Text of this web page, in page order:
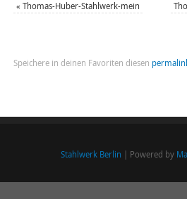
« Thomas-Huber-Stahlwerk-mein
Speichere in deinen Favoriten diesen
Stahlwerk Berlin | Powered by